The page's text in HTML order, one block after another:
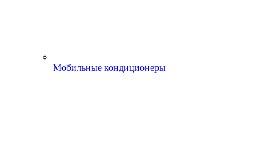
Мобильные кондиционеры